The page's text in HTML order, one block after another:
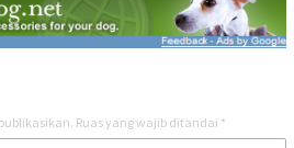
Ruas yang wajib ditandai *